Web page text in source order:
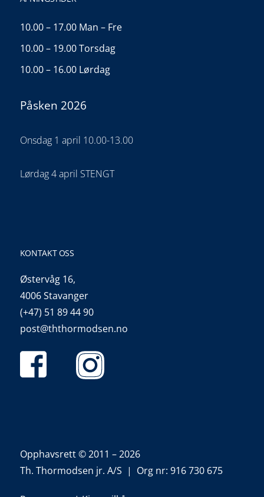
10.00 – 17.00 Man – Fre
10.00 – 19.00 Torsdag
10.00 – 16.00 Lørdag
Påsken 2026
Onsdag 1 april 10.00-13.00
Lørdag 4 april STENGT
KONTAKT OSS
Østervåg 16,
4006 Stavanger
(+47) 51 89 44 90
post@ththormodsen.no
Opphavsrett © 2011 – 2026
Th. Thormodsen jr. A/S | Org nr: 916 730 675